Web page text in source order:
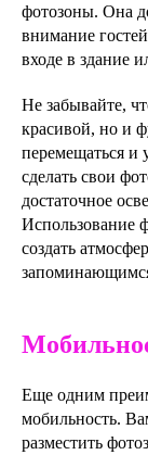
фотозоны. Она
внимание
входе в здание
Не забывайте,
красивой, но и
перемещаться и
сделать свои
достаточное
Использование
создать
Еще одним
мобильность.
разместить